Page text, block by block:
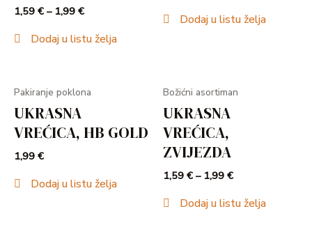
1,59 € – 1,99 €
Dodaj u listu želja
Dodaj u listu želja
Pakiranje poklona
UKRASNA
VREĆICA, HB GOLD
1,99 €
Dodaj u listu želja
Božićni asortiman
UKRASNA
VREĆICA,
ZVIJEZDA
1,59 € – 1,99 €
Dodaj u listu želja